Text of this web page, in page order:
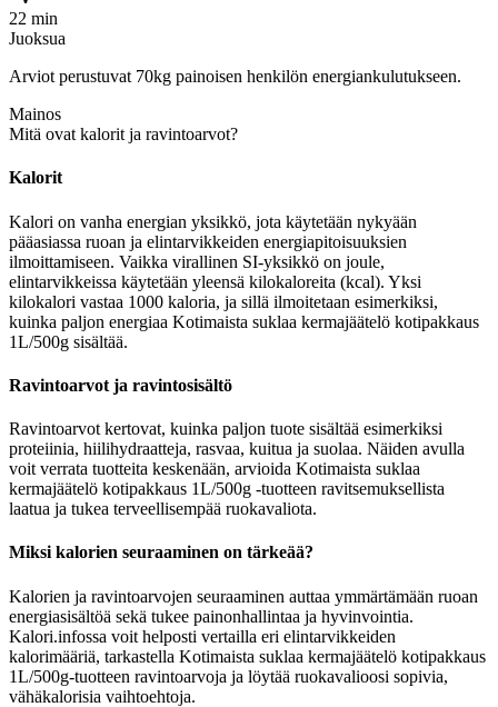
22 min
Juoksua
Arviot perustuvat 70kg painoisen henkilön energiankulutukseen.
Mainos
Mitä ovat kalorit ja ravintoarvot?
Kalorit
Kalori on vanha energian yksikkö, jota käytetään nykyään
pääasiassa ruoan ja elintarvikkeiden energiapitoisuuksien
ilmoittamiseen. Vaikka virallinen SI-yksikkö on joule,
elintarvikkeissa käytetään yleensä kilokaloreita (kcal). Yksi
kilokalori vastaa 1000 kaloria, ja sillä ilmoitetaan esimerkiksi,
kuinka paljon energiaa Kotimaista suklaa kermajäätelö kotipakkaus
1L/500g sisältää.
Ravintoarvot ja ravintosisältö
Ravintoarvot kertovat, kuinka paljon tuote sisältää esimerkiksi
proteiinia, hiilihydraatteja, rasvaa, kuitua ja suolaa. Näiden avulla
voit verrata tuotteita keskenään, arvioida Kotimaista suklaa
kermajäätelö kotipakkaus 1L/500g -tuotteen ravitsemuksellista
laatua ja tukea terveellisempää ruokavaliota.
Miksi kalorien seuraaminen on tärkeää?
Kalorien ja ravintoarvojen seuraaminen auttaa ymmärtämään ruoan
energiasisältöä sekä tukee painonhallintaa ja hyvinvointia.
Kalori.infossa voit helposti vertailla eri elintarvikkeiden
kalorimääriä, tarkastella Kotimaista suklaa kermajäätelö kotipakkaus
1L/500g-tuotteen ravintoarvoja ja löytää ruokavalioosi sopivia,
vähäkalorisia vaihtoehtoja.